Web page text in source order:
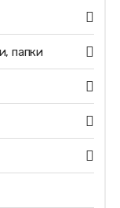
папки